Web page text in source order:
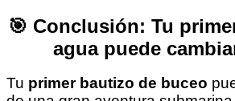
🎯 Conclusión: Tu
agua puede
Tu primer bautizo de buceo